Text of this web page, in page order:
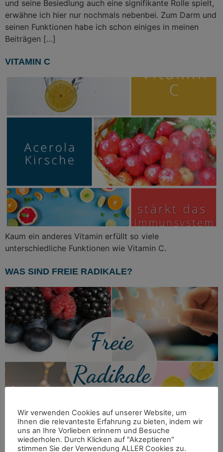
und seine Besiedlung auch eine signifikante Rolle spielt,
erwähne ich hier nur nochmals nebenbei. Zum Darm und
seinen Funktionen habe ich schon einiges in meinen
Beiträgen […]
VITAMIN C
Kaum ein anderes Vitamin erfüllt so viele
unterschiedliche Funktionen wie Vitamin C.
WAS SIND FREIE RADIKALE?
Freie Radikale sind Stoffwechselprodukte, die auch
Wir verwenden Cookies auf unserer Website, um
Ihnen die relevanteste Erfahrung zu bieten, indem wir
uns an Ihre Vorlieben erinnern und Besuche
wiederholen. Durch Klicken auf "Akzeptieren"
stimmen Sie der Verwendung ALLER Cookies zu.